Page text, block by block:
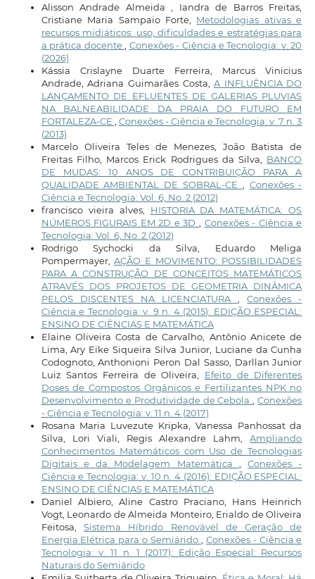
Alisson Andrade Almeida , Iandra de Barros Freitas,
Cristiane Maria Sampaio Forte, Metodologias ativas e
recursos midiáticos: uso, dificuldades e estratégias para
a prática docente
Conexões - Ciência e Tecnologia: v. 20
(2026)
Kássia Crislayne Duarte Ferreira, Marcus Vinicius
Andrade, Adriana Guimarães Costa,A INFLUÊNCIA DO
LANÇAMENTO DE EFLUENTES DE GALERIAS PLUVIAS
NA BALNEABILIDADE DA PRAIA DO FUTURO EM
FORTALEZA-CE
Conexões - Ciência e Tecnologia: v. 7 n. 3
(2013)
Marcelo Oliveira Teles de Menezes, João Batista de
Freitas Filho, Marcos Erick Rodrigues da Silva, BANCO
DE MUDAS: 10 ANOS DE CONTRIBUIÇÃO PARA A
QUALIDADE AMBIENTAL DE SOBRAL-CE
Conexões -
Ciência e Tecnologia: Vol. 6, No. 2 (2012)
francisco vieira alves, HISTORIA DA MATEMÁTICA: OS
NÚMEROS FIGURAIS EM 2D e 3D
Conexões - Ciência e
Tecnologia: Vol. 6, No. 2 (2012)
Rodrigo Sychocki da Silva, Eduardo Meliga
Pompermayer,AÇÃO E MOVIMENTO: POSSIBILIDADES
PARA A CONSTRUÇÃO DE CONCEITOS MATEMÁTICOS
ATRAVÉS DOS PROJETOS DE GEOMETRIA DINÂMICA
PELOS DISCENTES NA LICENCIATURA
,Conexões -
Ciência e Tecnologia: v. 9 n. 4 (2015): EDIÇÃO ESPECIAL:
ENSINO DE CIÊNCIAS E MATEMÁTICA
Elaine Oliveira Costa de Carvalho, Antônio Anicete de
Lima, Ary Eike Siqueira Silva Junior, Luciane da Cunha
Codognoto, Anthonioni Peron Dal Sasso, Darllan Junior
Luiz Santos Ferreira de Oliveira, Efeito de Diferentes
Doses de Compostos Orgânicos e Fertilizantes NPK no
Desenvolvimento e Produtividade de Cebola
,Conexões
- Ciência e Tecnologia: v. 11 n. 4 (2017)
Rosana Maria Luvezute Kripka, Vanessa Panhossat da
Silva, Lori Viali, Regis Alexandre Lahm,Ampliando
Conhecimentos Matemáticos com Uso de Tecnologias
Digitais e da Modelagem Matemática
,Conexões -
Ciência e Tecnologia: v. 10 n. 4 (2016): EDIÇÃO ESPECIAL:
ENSINO DE CIÊNCIAS E MATEMÁTICA
Daniel Albiero, Aline Castro Praciano, Hans Heinrich
Vogt, Leonardo de Almeida Monteiro, Erialdo de Oliveira
Feitosa, Sistema Híbrido Renovável de Geração de
Energia Elétrica para o Semiárido
Conexões - Ciência e
Tecnologia: v. 11 n. 1 (2017): Edição Especial: Recursos
Naturais do Semiárido